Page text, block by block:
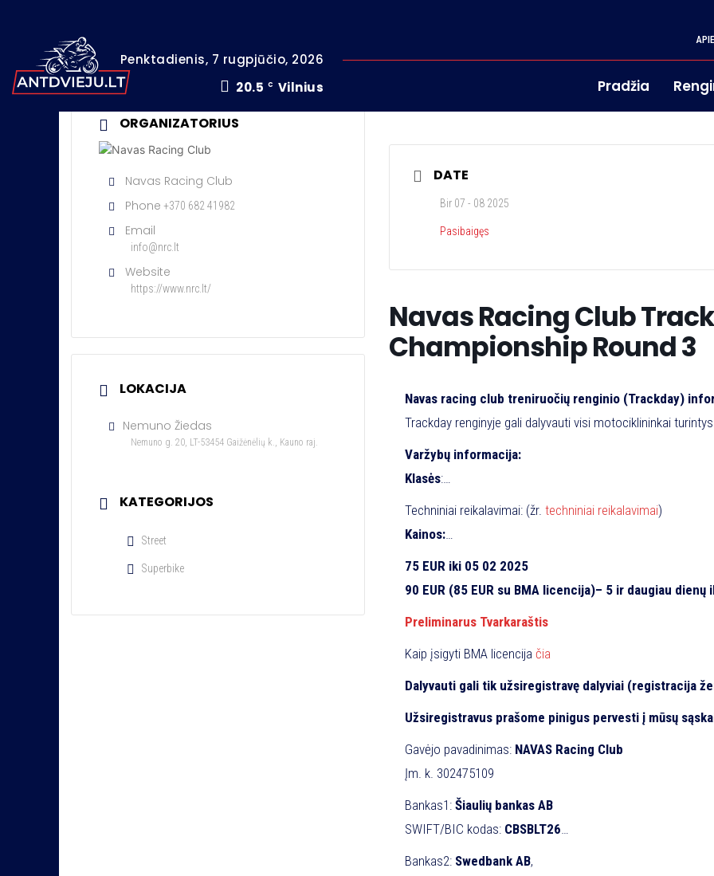
Penktadienis, 7 rugpjūčio, 2026
20.5 C Vilnius Pradžia
ORGANIZATORIUS
Navas Racing Club
Phone +370 682 41982
Email
info@nrc.lt
Website
https://www.nrc.lt/
LOKACIJA
Nemuno Žiedas
Nemuno g. 20, LT-53454 Gaižėnėlių k., Kauno raj.
KATEGORIJOS
Street
Superbike
DATE
Bir 07 - 08 2025
Pasibaigęs
Navas Racing Club
Championship Round 3
Navas racing club treniruočių renginio (Trackday)
Trackday renginyje gali dalyvauti visi motociklininkai
tvarkingą motociklą (būtina užklijuoti žibintus ir numontuoti
treniruotėse Dalyviai bus skirstomi į keturias grupes:
B – Greiti
C – Pažengę
D – Naujokai
Organizatoriai suskirstys dalyvius į grupes pagal pateiktus
motociklininkais ir nereikės jaudintis dėl per daug greitų ar
Varžybų informacija:
Klasės:
Street-street – Street tipo motociklas, pilnai paruoštas ir
Street-superbike600 – 600 cc Superbike tipo motociklas,
Super-Street – Superbike ir Street tipo motociklas, pilnai
C600 – Pradedantys lenktynininkai su varžyboms
C1000 – Pradedantys lenktynininkai su varžyboms
B600 – sportininkai su varžyboms paruoštais motociklais;
Supersport – 600cc motociklai, labai patyrę lenktynininkai;
Superbike – 1000cc motociklai, labai patyrę motociklininkai;
BMA Senior TT – labai patyrę virš 40 metų amžiaus
Techniniai reikalavimai: (žr. techniniai reikalavimai)
Kainos:
75 EUR iki 05 02 2025
90 EUR (85 EUR su BMA licencija)– 5 ir daugiau dienų
100 EUR (95 EUR su BMA licencija) – mažiau nei 5 d.
Preliminarus Tvarkaraštis
Kaip įsigyti BMA licencija čia
Dalyvauti gali tik užsiregistravę dalyviai (registracija
Užsiregistravus prašome pinigus pervesti į mūsų
Gavėjo pavadinimas: NAVAS Racing Club
Įm. k. 302475109
Bankas1: Šiaulių bankas AB
SWIFT/BIC kodas: CBSBLT26
Sąskaita: LT157189900009700296
Bankas2: Swedbank AB,